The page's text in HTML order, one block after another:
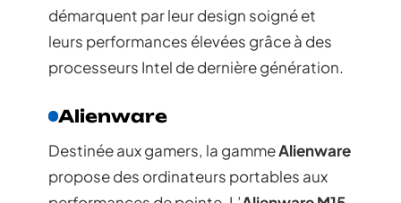
démarquent par leur design soigné et
leurs performances élevées grâce à des
processeurs Intel de dernière génération.
Alienware
Destinée aux gamers, la gammeAlienware
propose des ordinateurs portables aux